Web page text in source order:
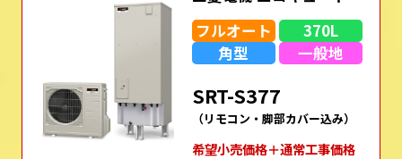
フルオート
370L
角型
一般地
SRT-S377
（リモコン・脚部カバー込み）
希望⼩売価格＋通常⼯事価格